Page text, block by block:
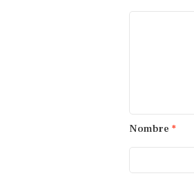
Nombre *